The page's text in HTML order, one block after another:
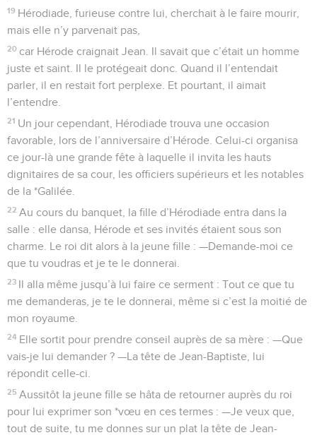
19 Hérodiade, furieuse contre lui, cherchait à le faire mourir,
mais elle n’y parvenait pas,
20 car Hérode craignait Jean. Il savait que c’était un homme
juste et saint. Il le protégeait donc. Quand il l’entendait
parler, il en restait fort perplexe. Et pourtant, il aimait
l’entendre.
21 Un jour cependant, Hérodiade trouva une occasion
favorable, lors de l’anniversaire d’Hérode. Celui-ci organisa
ce jour-là une grande fête à laquelle il invita les hauts
dignitaires de sa cour, les officiers supérieurs et les notables
de la *Galilée.
22 Au cours du banquet, la fille d’Hérodiade entra dans la
salle : elle dansa, Hérode et ses invités étaient sous son
charme. Le roi dit alors à la jeune fille : —Demande-moi ce
que tu voudras et je te le donnerai.
23 Il alla même jusqu’à lui faire ce serment : Tout ce que tu
me demanderas, je te le donnerai, même si c’est la moitié de
mon royaume.
24 Elle sortit pour prendre conseil auprès de sa mère : —Que
vais-je lui demander ? —La tête de Jean-Baptiste, lui
répondit celle-ci.
25 Aussitôt la jeune fille se hâta de retourner auprès du roi
pour lui exprimer son *vœu en ces termes : —Je veux que,
tout de suite, tu me donnes sur un plat la tête de Jean-